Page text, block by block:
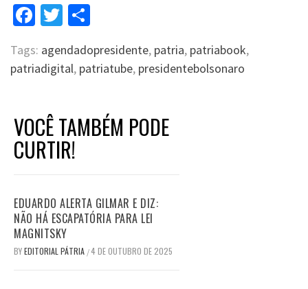
Facebook
Twitter
Tags: agendadopresidente, patria, patriabook,
patriadigital, patriatube, presidentebolsonaro
VOCÊ TAMBÉM PODE
CURTIR!
EDUARDO ALERTA GILMAR E DIZ:
NÃO HÁ ESCAPATÓRIA PARA LEI
MAGNITSKY
BYEDITORIAL PÁTRIA /4 DE OUTUBRO DE 2025